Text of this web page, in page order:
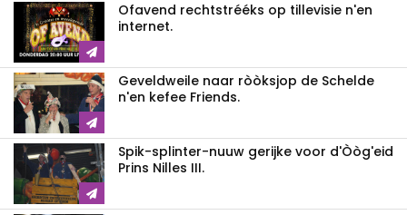
Ofavend rechtstrééks op tillevisie n'en
internet.
Geveldweile naar ròòksjop de Schelde
n'en kefee Friends.
Spik-splinter-nuuw gerijke voor d'Òòg'eid
Prins Nilles III.